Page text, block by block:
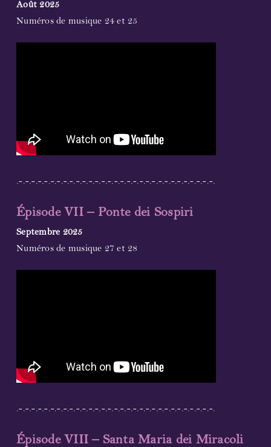
Août 2025
Numéros de musique 24 et 25
.-.-.-.-.-.-.-.-.-.-.-.-.-.-.-.-.-.-.-.-.-.-.-.-.-.-.-.-.-.-.-.
Épisode VII – Ponte dei Sospiri
Septembre 2025
Numéros de musique 27 et 28
.-.-.-.-.-.-.-.-.-.-.-.-.-.-.-.-.-.-.-.-.-.-.-.-.-.-.-.-.-.-.-.
Épisode VIII – Santa Maria dei Miracoli